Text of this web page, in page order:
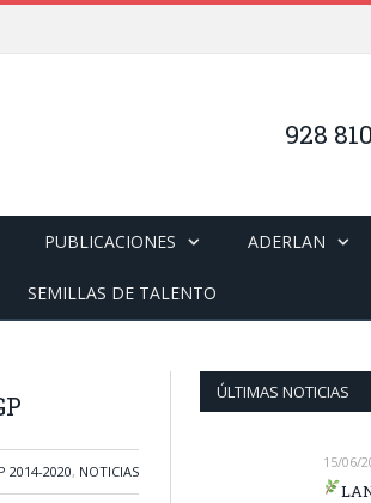
928
PUBLICACIONES ADERLAN
SEMILLAS DE TALENTO
2014-2020, NOTICIAS
ÚLTIMAS NOTICIAS
15/06/